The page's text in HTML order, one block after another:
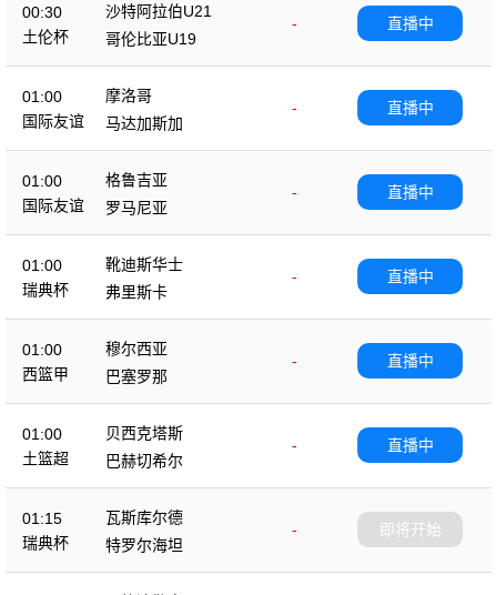
00:30
土伦杯
沙特阿拉伯U21
-
哥伦比亚U19
直播中
01:00
国际友谊
摩洛哥
-
马达加斯加
直播中
01:00
国际友谊
格鲁吉亚
-
罗马尼亚
直播中
01:00
瑞典杯
靴迪斯华士
-
弗里斯卡
直播中
01:00
西篮甲
穆尔西亚
-
巴塞罗那
直播中
01:00
土篮超
贝西克塔斯
-
巴赫切希尔
直播中
01:15
瑞典杯
瓦斯库尔德
-
特罗尔海坦
即将开始